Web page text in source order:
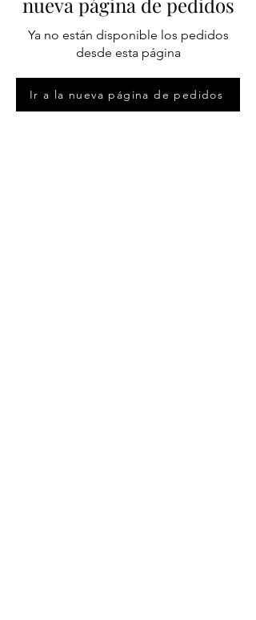
Ya no están disponible los pedidos
desde esta página
Ir a la nueva página de pedidos